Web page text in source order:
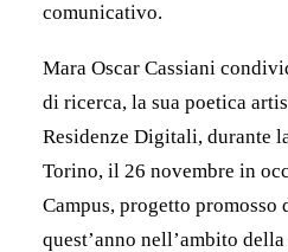
comunicativo.
Mara Oscar Cassiani
di ricerca, la sua poetica
Residenze Digitali, durante
Torino, il 26 novembre in
Campus, progetto promosso
quest’anno nell’ambito